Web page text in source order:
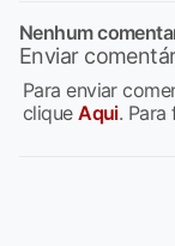
Nenhum
Enviar
Para enviar
cliqueAqui. Para